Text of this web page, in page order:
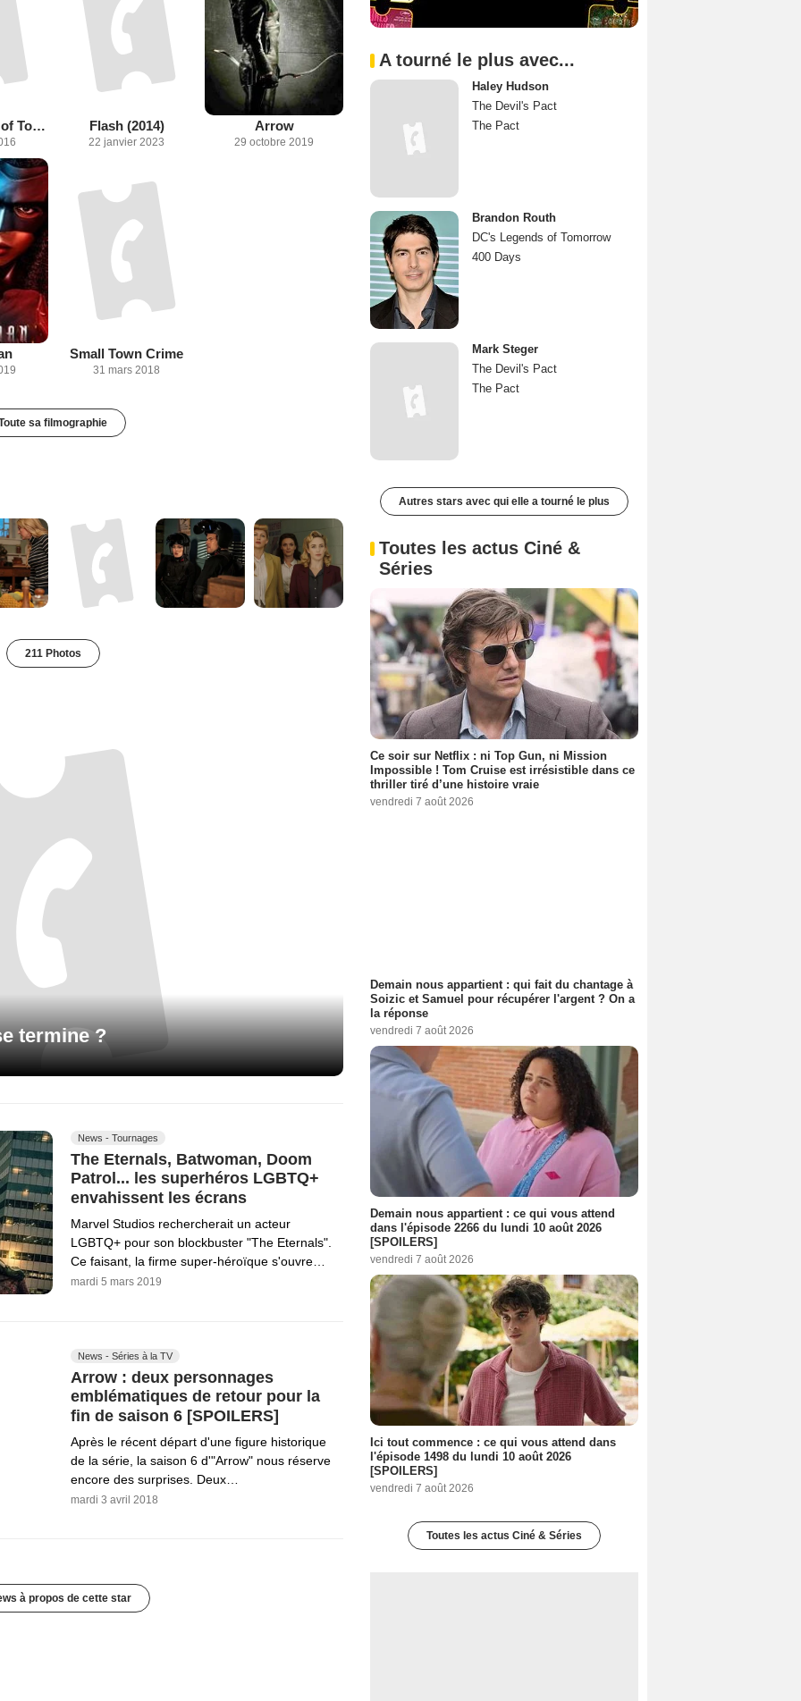
DC's Legends of Tomorrow Flash (2014)
22 janvier 2023
Arrow
29 octobre 2019
Small Town Crime
31 mars 2018
sa filmographie
211 Photos
termine ?
News - Tournages
The Eternals, Batwoman, Doom
Patrol... les superhéros LGBTQ+
envahissent les écrans
Marvel Studios rechercherait un acteur
LGBTQ+ pour son blockbuster "The Eternals".
Ce faisant, la firme super-héroïque s'ouvre…
mardi 5 mars 2019
News - Séries à la TV
Arrow : deux personnages
emblématiques de retour pour la
fin de saison 6 [SPOILERS]
Après le récent départ d'une figure historique
de la série, la saison 6 d'"Arrow" nous réserve
encore des surprises. Deux…
mardi 3 avril 2018
à propos de cette star
A tourné le plus avec...
Haley Hudson
The Devil's Pact
The Pact
Brandon Routh
DC's Legends of Tomorrow
400 Days
Mark Steger
The Devil's Pact
The Pact
Autres stars avec qui elle a tourné le plus
Toutes les actus Ciné &
Séries
Ce soir sur Netflix : ni Top Gun, ni Mission
Impossible ! Tom Cruise est irrésistible dans ce
thriller tiré d’une histoire vraie
vendredi 7 août 2026
Demain nous appartient : qui fait du chantage à
Soizic et Samuel pour récupérer l'argent ? On a
la réponse
vendredi 7 août 2026
Demain nous appartient : ce qui vous attend
dans l'épisode 2266 du lundi 10 août 2026
[SPOILERS]
vendredi 7 août 2026
Ici tout commence : ce qui vous attend dans
l'épisode 1498 du lundi 10 août 2026
[SPOILERS]
vendredi 7 août 2026
Toutes les actus Ciné & Séries